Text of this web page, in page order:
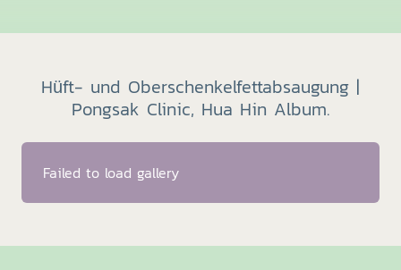
Hüft- und Oberschenkelfettabsaugung |
Pongsak Clinic, Hua Hin Album.
Failed to load gallery